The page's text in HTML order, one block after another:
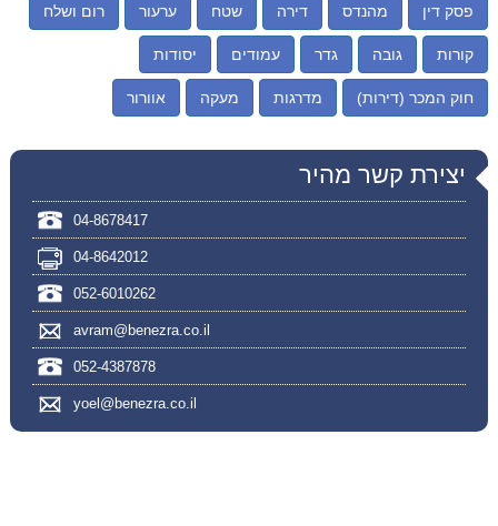
פסק דין מהנדס דירה שטח ערעור רום ושלח
קורות גובה גדר עמודים יסודות
חוק המכר (דירות) מדרגות מעקה אוורור
יצירת קשר מהיר
04-8678417
04-8642012
052-6010262
avram@benezra.co.il
052-4387878
yoel@benezra.co.il